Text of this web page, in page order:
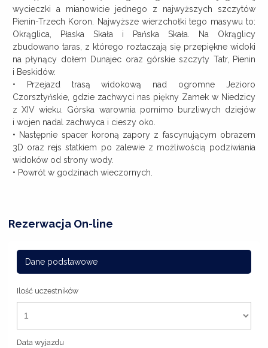
wycieczki a mianowicie jednego z najwyższych szczytów
Pienin-Trzech Koron. Najwyższe wierzchołki tego masywu to:
Okrąglica, Płaska Skała i Pańska Skała. Na Okrąglicy
zbudowano taras, z którego roztaczają się przepiękne widoki
na płynący dołem Dunajec oraz górskie szczyty Tatr, Pienin
i Beskidów.
• Przejazd trasą widokową nad ogromne Jezioro
Czorsztyńskie, gdzie zachwyci nas piękny Zamek w Niedzicy
z XIV wieku. Górska warownia pomimo burzliwych dziejów
i wojen nadal zachwyca i cieszy oko.
• Następnie spacer koroną zapory z fascynującym obrazem
3D oraz rejs statkiem po zalewie z możliwością podziwiania
widoków od strony wody.
• Powrót w godzinach wieczornych.
Rezerwacja On-line
Dane podstawowe
Ilość uczestników
Data wyjazdu